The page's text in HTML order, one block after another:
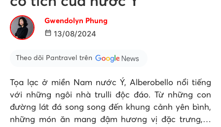
Gwendolyn Phung
13/08/2024
Theo dõi Pantravel trên
Tọa lạc ở miền Nam nước Ý, Alberobello nổi tiếng
với những ngôi nhà trulli độc đáo. Từ những con
đường lát đá song song đến khung cảnh yên bình,
những món ăn mang đậm hương vị đặc trưng,…